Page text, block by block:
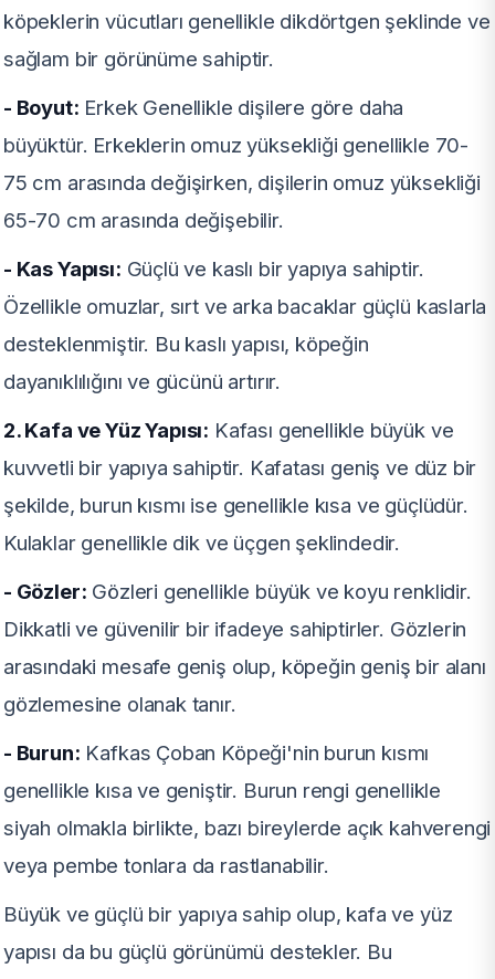
köpeklerin vücutları genellikle dikdörtgen şeklinde ve
sağlam bir görünüme sahiptir.
- Boyut: Erkek Genellikle dişilere göre daha
büyüktür. Erkeklerin omuz yüksekliği genellikle 70-
75 cm arasında değişirken, dişilerin omuz yüksekliği
65-70 cm arasında değişebilir.
- Kas Yapısı: Güçlü ve kaslı bir yapıya sahiptir.
Özellikle omuzlar, sırt ve arka bacaklar güçlü kaslarla
desteklenmiştir. Bu kaslı yapısı, köpeğin
dayanıklılığını ve gücünü artırır.
2. Kafa ve Yüz Yapısı: Kafası genellikle büyük ve
kuvvetli bir yapıya sahiptir. Kafatası geniş ve düz bir
şekilde, burun kısmı ise genellikle kısa ve güçlüdür.
Kulaklar genellikle dik ve üçgen şeklindedir.
- Gözler: Gözleri genellikle büyük ve koyu renklidir.
Dikkatli ve güvenilir bir ifadeye sahiptirler. Gözlerin
arasındaki mesafe geniş olup, köpeğin geniş bir alanı
gözlemesine olanak tanır.
- Burun: Kafkas Çoban Köpeği'nin burun kısmı
genellikle kısa ve geniştir. Burun rengi genellikle
siyah olmakla birlikte, bazı bireylerde açık kahverengi
veya pembe tonlara da rastlanabilir.
Büyük ve güçlü bir yapıya sahip olup, kafa ve yüz
yapısı da bu güçlü görünümü destekler. Bu